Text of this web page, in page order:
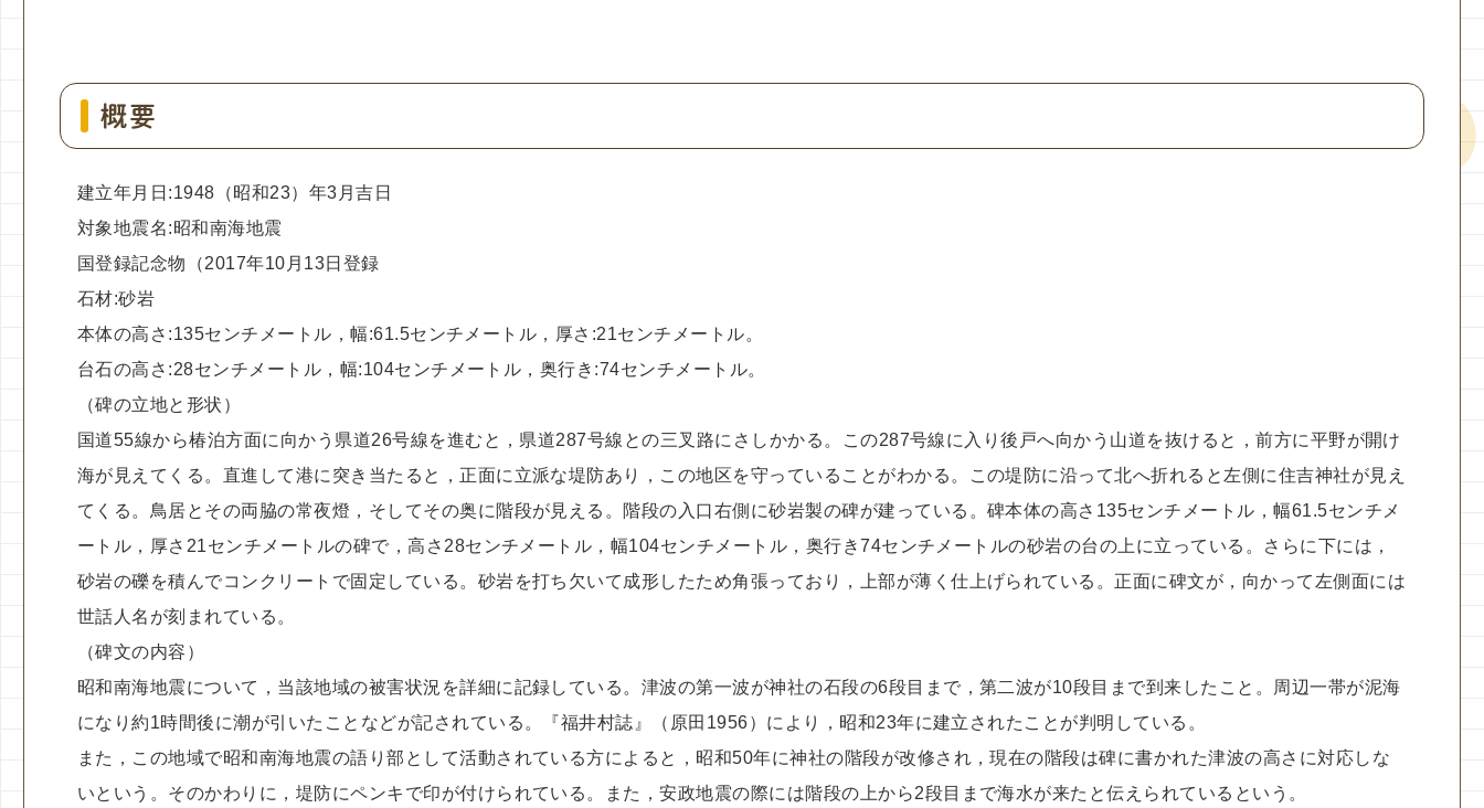
概要
建立年月日:1948（昭和23）年3月吉日
対象地震名:昭和南海地震
国登録記念物（2017年10月13日登録
石材:砂岩
本体の高さ:135センチメートル，幅:61.5センチメートル，厚さ:21センチメートル。
台石の高さ:28センチメートル，幅:104センチメートル，奥行き:74センチメートル。
（碑の立地と形状）
国道55線から椿泊方面に向かう県道26号線を進むと，県道287号線との三叉路にさしかかる。この287号線に入り後戸へ向かう山道を抜けると，前方に平野が開け
海が見えてくる。直進して港に突き当たると，正面に立派な堤防あり，この地区を守っていることがわかる。この堤防に沿って北へ折れると左側に住吉神社が見え
てくる。鳥居とその両脇の常夜燈，そしてその奥に階段が見える。階段の入口右側に砂岩製の碑が建っている。碑本体の高さ135センチメートル，幅61.5センチメ
ートル，厚さ21センチメートルの碑で，高さ28センチメートル，幅104センチメートル，奥行き74センチメートルの砂岩の台の上に立っている。さらに下には，
砂岩の礫を積んでコンクリートで固定している。砂岩を打ち欠いて成形したため角張っており，上部が薄く仕上げられている。正面に碑文が，向かって左側面には
世話人名が刻まれている。
（碑文の内容）
昭和南海地震について，当該地域の被害状況を詳細に記録している。津波の第一波が神社の石段の6段目まで，第二波が10段目まで到来したこと。周辺一帯が泥海
になり約1時間後に潮が引いたことなどが記されている。『福井村誌』（原田1956）により，昭和23年に建立されたことが判明している。
また，この地域で昭和南海地震の語り部として活動されている方によると，昭和50年に神社の階段が改修され，現在の階段は碑に書かれた津波の高さに対応しな
いという。そのかわりに，堤防にペンキで印が付けられている。また，安政地震の際には階段の上から2段目まで海水が来たと伝えられているという。